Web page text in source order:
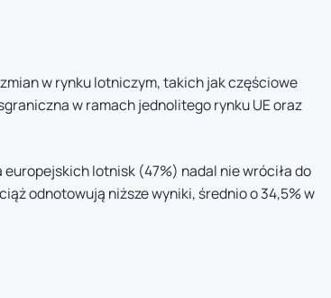
w rynku lotniczym, takich jak częściowe
w ramach jednolitego rynku UE oraz
lotnisk (47%) nadal nie wróciła do
odnotowują niższe wyniki, średnio o 34,5% w